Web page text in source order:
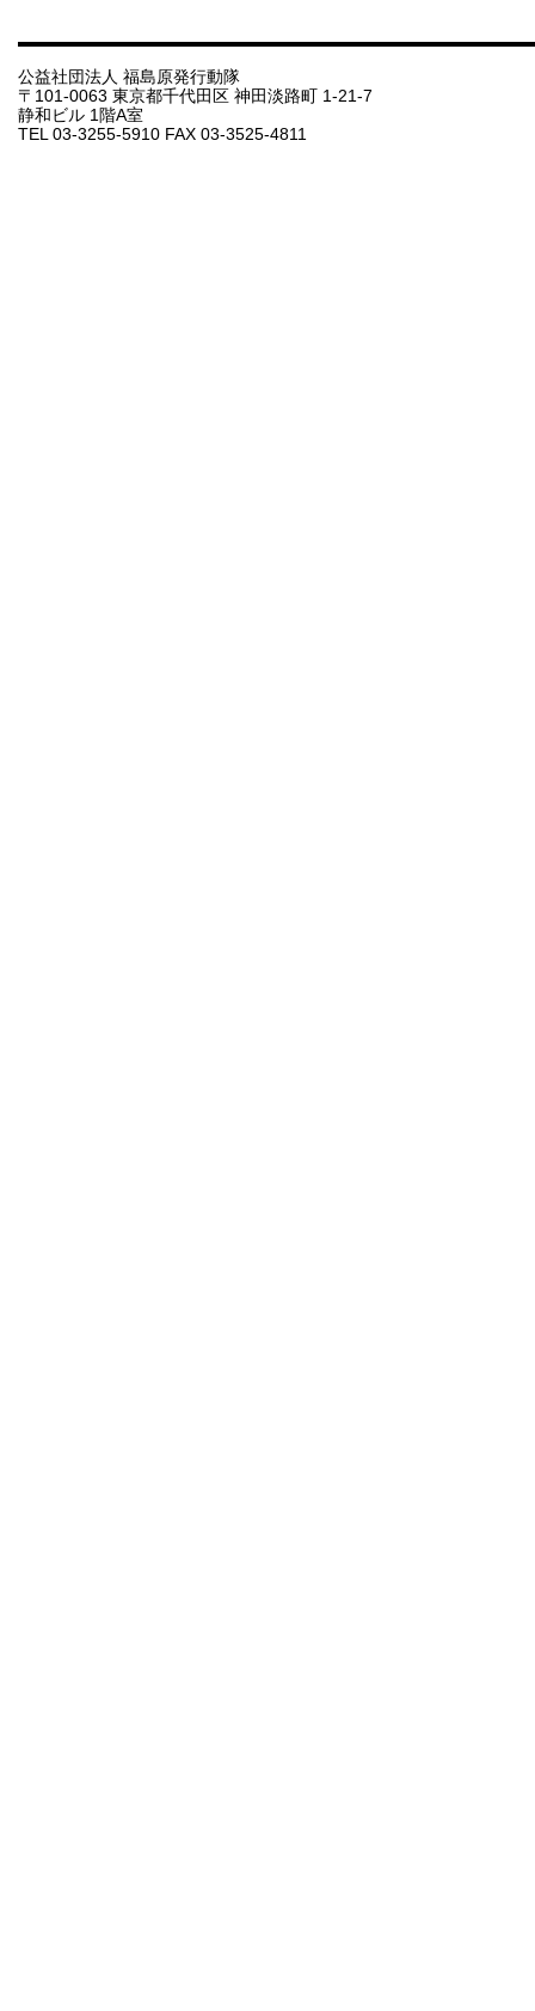
公益社団法人 福島原発行動隊
〒101-0063 東京都千代田区 神田淡路町 1-21-7
静和ビル 1階A室
TEL 03-3255-5910 FAX 03-3525-4811